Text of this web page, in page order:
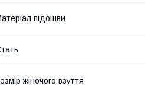
підошви
жіночого взуття